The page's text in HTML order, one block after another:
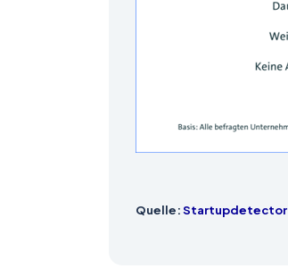
Quelle:Startupdetector